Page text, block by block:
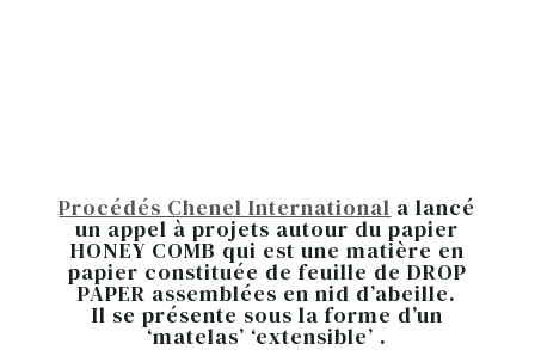
Procédés Chenel International a lancé
un appel à projets autour du papier
HONEY COMB qui est une matière en
papier constituée de feuille de DROP
PAPER assemblées en nid d’abeille.
Il se présente sous la forme d’un
‘matelas’ ‘extensible’ .